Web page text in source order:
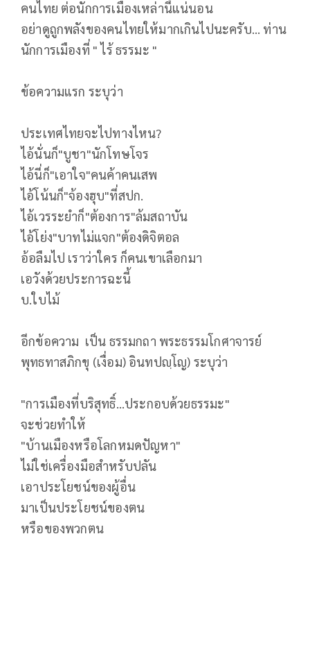
คนไทย​ ต่อนักการเมืองเหล่านี้แน่นอน
อย่าดูถูกพลังของคนไทยให้มากเกินไปนะครับ... ท่าน
นักการเมืองที่ " ไร้​ ธรรมะ​ "
ข้อความแรก ระบุว่า
ประเทศไทยจะไปทางไหน?
ไอ้นั่นก็"บูชา"นักโทษโจร
ไอ้นี่ก็"เอาใจ"คนค้าคนเสพ
ไอ้โน้นก็"จ้องฮุบ"ที่สปก.
ไอ้เวรระยำก็"ต้องการ"ล้มสถาบัน
ไอ้โย่ง"บาทไม่แจก"ต้องดิจิตอล
อ้อลืมไป เราว่าใคร ก็คนเขาเลือกมา
เอวังด้วยประการฉะนี้
บ.ใบไม้
อีกข้อความ เป็น ธรรมกถา พระธรรมโกศาจารย์
พุทธทาสภิกขุ (เงื่อม) อินทปญฺโญ) ระบุว่า
"การเมืองที่บริสุทธิ์...ประกอบด้วยธรรมะ"
จะช่วยทำให้
"บ้านเมืองหรือโลกหมดปัญหา"
ไม่ใช่เครื่องมือสำหรับปลัน
เอาประโยชน์ของผู้อื่น
มาเป็นประโยชน์ของตน
หรือของพวกตน